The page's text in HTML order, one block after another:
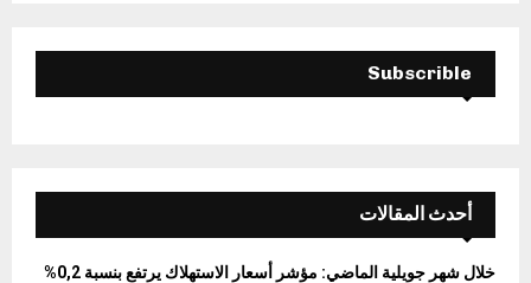
H
Subscrible
أحدث المقالات
خلال شهر جويلية الماضي: مؤشر أسعار الاستهلاك يرتفع بنسبة 0,2%